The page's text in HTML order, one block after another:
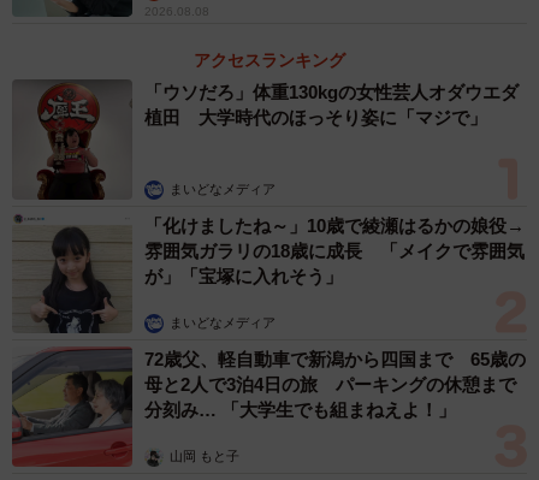
2026.08.08
アクセスランキング
「ウソだろ」体重130kgの女性芸人オダウエダ
植田 大学時代のほっそり姿に「マジで」
まいどなメディア
「化けましたね～」10歳で綾瀬はるかの娘役→
雰囲気ガラリの18歳に成長 「メイクで雰囲気
が」「宝塚に入れそう」
まいどなメディア
72歳父、軽自動車で新潟から四国まで 65歳の
母と2人で3泊4日の旅 パーキングの休憩まで
分刻み… 「大学生でも組まねえよ！」
山岡 もと子